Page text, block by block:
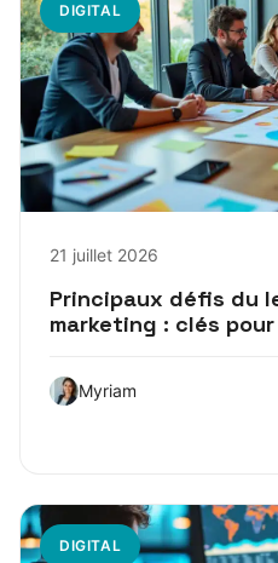
DIGITAL
21 juillet 2026
Principaux défis du
marketing : clés
Myriam
DIGITAL